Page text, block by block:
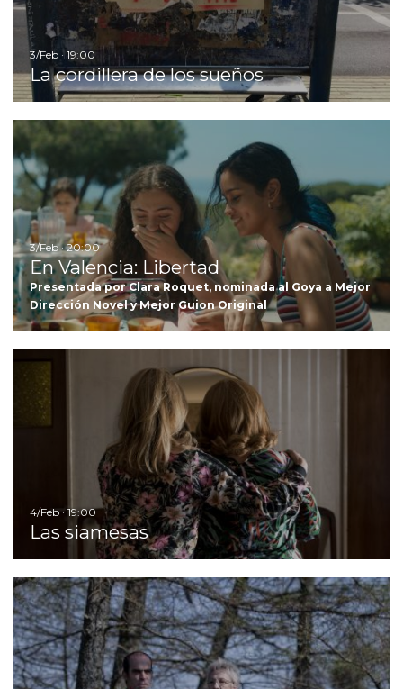
3/Feb · 19:00
La cordillera de los sueños
3/Feb · 20:00
En Valencia: Libertad
Presentada por Clara Roquet, nominada al Goya a Mejor
Dirección Novel y Mejor Guion Original
4/Feb · 19:00
Las siamesas